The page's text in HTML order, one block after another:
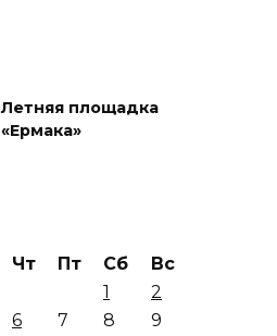
Летняя площадка
«Ермака»
Чт Пт Сб
Вс
1
2
6 7 8
9